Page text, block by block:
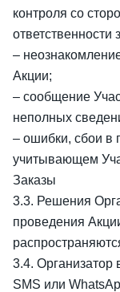
контроля со
ответственности
–
Акции;
– сообщение
неполных
– ошибки, сбои в
учитывающем
Заказы
3.3. Решения
проведения
3.4. Организатор
SMS или